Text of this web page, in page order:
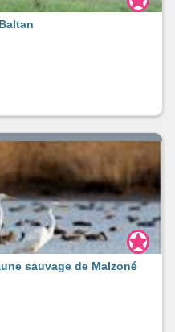
sauvage de Malzoné